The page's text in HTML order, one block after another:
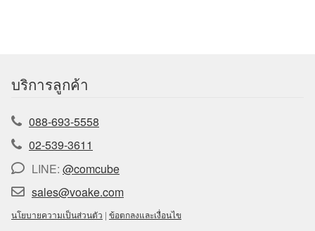
บริการลูกค้า
088-693-5558
02-539-3611
LINE: @comcube
sales@voake.com
นโยบายความเป็นส่วนตัว | ข้อตกลงและเงื่อนไข